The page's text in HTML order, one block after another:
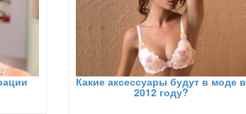
Какие аксессуары будут в моде в
2012 году?